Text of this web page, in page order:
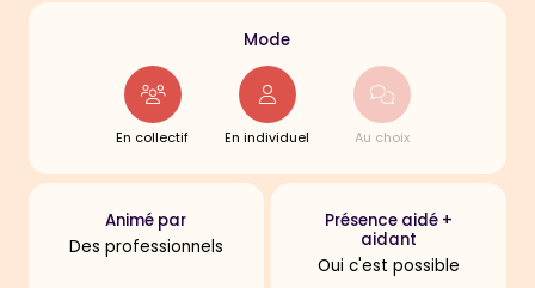
Mode
En collectif En individuel Au choix
Animé par
Des professionnels
Présence aidé +
aidant
Oui c'est possible